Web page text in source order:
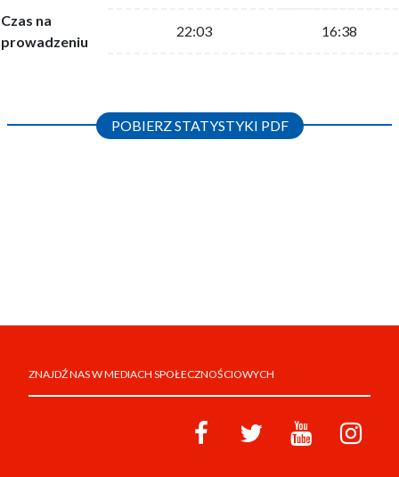
Czas na
prowadzeniu
22:03 16:38
POBIERZ STATYSTYKI PDF
ZNAJDŹ NAS W MEDIACH SPOŁECZNOŚCIOWYCH